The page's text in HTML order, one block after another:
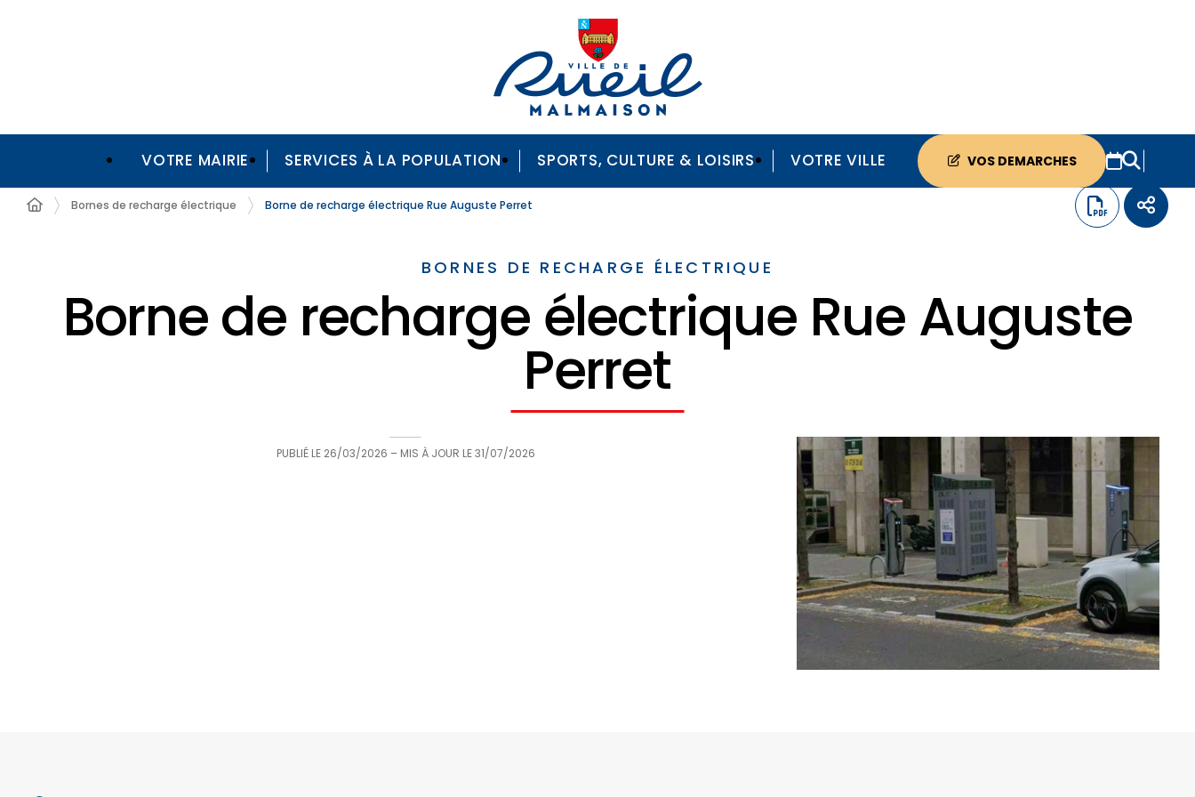
VOTRE MAIRIE SERVICES À LA POPULATION SPORTS, CULTURE & LOISIRS VOTRE VILLE VOS DEMARCHES
Bornes de recharge électrique Borne de recharge électrique Rue Auguste Perret
BORNES DE RECHARGE ÉLECTRIQUE
Borne de recharge électrique Rue Auguste
Perret
PUBLIÉ LE 26/03/2026 – MIS À JOUR LE31/07/2026